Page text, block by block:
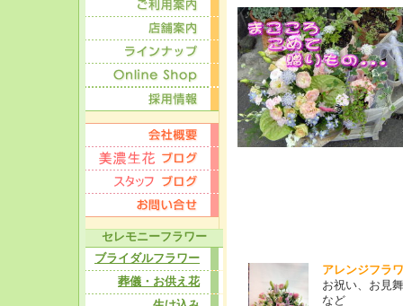
セレモニーフラワー
ブライダルフラワー
葬儀・お供え花
アレンジフラ
お祝い、お見
など